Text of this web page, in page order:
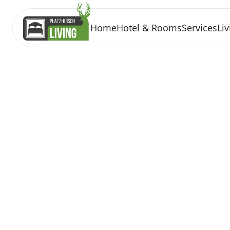
HomeHotel & RoomsServices